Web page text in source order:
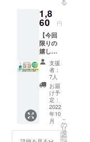
せん、
トイレ
ます。
どんな
トイレ
でも幅
広くお
使いい
ただけ
ます。
他の猫
砂には
ない、
杉にゃ
んだけ
送料
（全国
一
律）：
660円
⇒合
計：
1780円
【杉
にゃん/
小粒】
（箱型
トイレ
◎、シ
ステム
トイレ
る
1,8
60 円
【今回
限りの
嬉しい
お試し
セッ
ト】 ・
命の猫
砂 杉
にゃん
お試し
サイズ
大粒・
小粒 ：
1200円
支援
者：
7人
お届
け予
定：
2022
年10
月
こ
の
リ
タ
ー